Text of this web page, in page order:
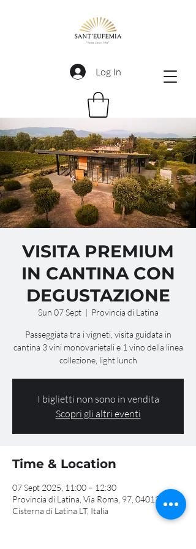
Log In
VISITA PREMIUM
IN CANTINA CON
DEGUSTAZIONE
Sun 07 Sept
  |
Provincia di Latina
Passeggiata tra i vigneti, visita guidata in
cantina 3 vini monovarietali e 1 vino della linea
collezione, light lunch
I biglietti non sono in vendita
Scopri gli altri eventi
Time & Location
07 Sept 2025, 11:00 – 12:30
Provincia di Latina, Via Roma, 97, 04012
Cisterna di Latina LT, Italia